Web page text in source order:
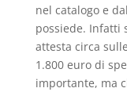
nel catalogo e
possiede. Infatti
attesta circa
1.800 euro di
importante, ma